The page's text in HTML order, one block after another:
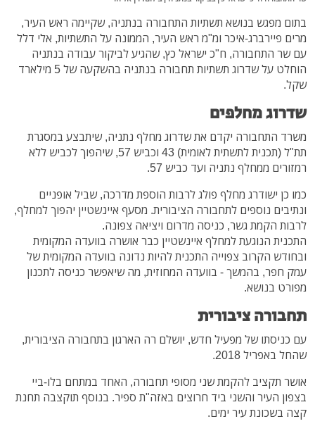
בתום מפגש בנושא תשתיות התחבורה בנתניה, שקיימה ראש העיר,
מרים פיירברג-איכר ומ"מ ראש העיר, הממונה על התשתיות, אלי דלל
עם שר התחבורה, ח"כ ישראל כץ, שהגיע לביקור עבודה בנתניה
הוחלט על שדרוג תשתיות תחבורה בנתניה בהשקעה של 5 מילארד
שקל.
שדרוג מחלפים
משרד התחבורה יקדם את שדרוג מחלף נתניה, שיתבצע במסגרת
תת"ל (תכנית לתשתית לאומית) 43 וכביש 57, שיהפוך לכביש ללא
רמזורים ממחלף נתניה ועד כביש 57.
כמו כן ישודרג מחלף פולג לרבות הוספת מדרכה, שביל אופניים
ונתיבים נוספים לתחבורה הציבורית. מסעף איינשטיין יהפוך למחלף,
לרבות הקמת גשר, כניסה מדרום ויציאה צפונה.
התכנית הנוגעת למחלף איינשטיין כבר אושרה בוועדה המקומית
ובחודש הקרוב צפוייה התכנית להיות נדונה בוועדה המקומית של
עמק חפר, בהמשך - בוועדה המחוזית, מה שיאפשר כניסה לתכנון
מפורט בנושא.
תחבורה ציבורית
עם כניסתו של מפעיל חדש, יושלם רה הארגון בתחבורה הציבורית,
שהחל באפריל 2018.
אושר תקציב להקמת שני מסופי תחבורה, האחד במתחם בלו-ביי
בצפון העיר והשני ביד חרוצים באזה"ת ספיר. בנוסף תוקצבה תחנת
קצה בשכונת עיר ימים.